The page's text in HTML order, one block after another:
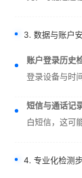
3. 数据与账户
账户登录历史
登录设备与时
短信与通话记
白短信，这可
4. 专业化检测